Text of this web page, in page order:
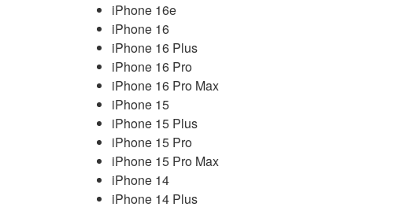
iPhone 16e
iPhone 16
iPhone 16 Plus
iPhone 16 Pro
iPhone 16 Pro Max
iPhone 15
iPhone 15 Plus
iPhone 15 Pro
iPhone 15 Pro Max
iPhone 14
iPhone 14 Plus